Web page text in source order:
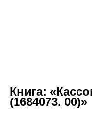
Книга:
(1684073. 00)»